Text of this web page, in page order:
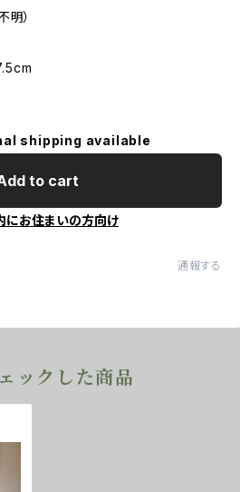
）
shipping available
to cart
にお住まいの方向け
通報する
ックした商品